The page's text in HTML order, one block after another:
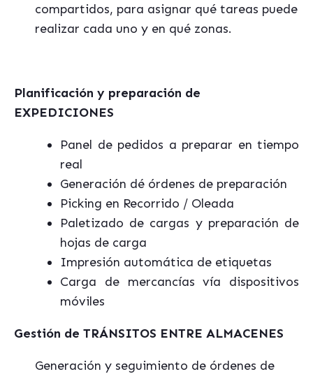
compartidos, para asignar qué tareas puede
realizar cada uno y en qué zonas.
Planificación y preparación de
EXPEDICIONES
Panel de pedidos a preparar en tiempo
real
Generación dé órdenes de preparación
Picking en Recorrido / Oleada
Paletizado de cargas y preparación de
hojas de carga
Impresión automática de etiquetas
Carga de mercancías vía dispositivos
móviles
Gestión de TRÁNSITOS ENTRE ALMACENES
Generación y seguimiento de órdenes de